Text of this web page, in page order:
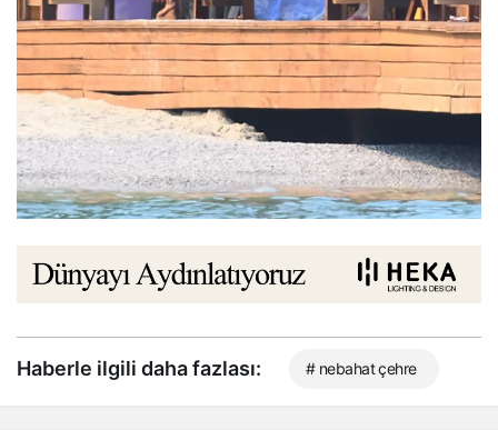
Haberle ilgili daha fazlası: # nebahat çehre